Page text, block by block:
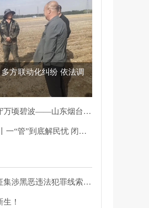
方联动化纠纷 依法调
抚海上风浪，守万顷碧波——山东烟台把矛盾化解在微澜未起时
进中心·解纠纷丨一“管”到底解民忧 闭环调处化纠纷
广东公安公开征集涉黑恶违法犯罪线索，26个举报电话公布
！